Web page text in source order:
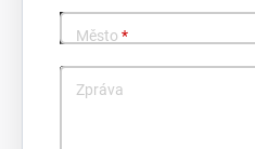
Město *
Zpráva